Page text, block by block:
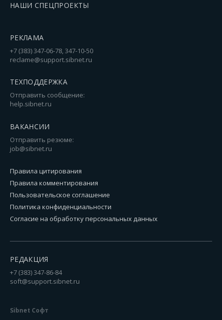
НАШИ СПЕЦПРОЕКТЫ
РЕКЛАМА
+7 (383) 347-06-78, 347-10-50
reclame@support.sibnet.ru
ТЕХПОДДЕРЖКА
Отправить сообщение:
help.sibnet.ru
ВАКАНСИИ
Отправить резюме:
job@sibnet.ru
Правила цитирования
Правила комментирования
Пользовательское соглашение
Политика конфиденциальности
Согласие на обработку персональных данных
РЕДАКЦИЯ
+7 (383) 347-86-84
soft@support.sibnet.ru
Sibnet Софт